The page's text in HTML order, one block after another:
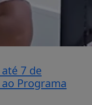
7 de
Programa